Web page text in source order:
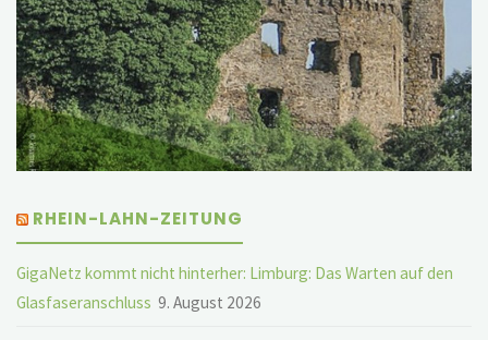
RHEIN-LAHN-ZEITUNG
GigaNetz kommt nicht hinterher: Limburg: Das Warten auf den
Glasfaseranschluss 9. August 2026